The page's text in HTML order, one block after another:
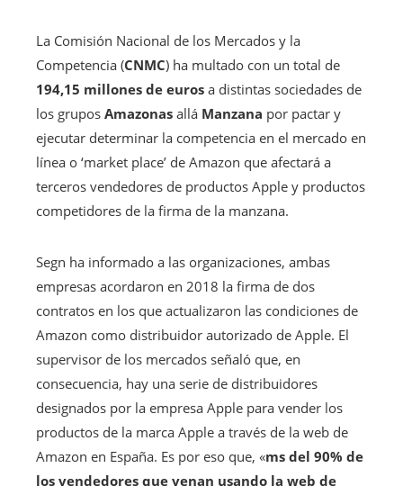
La Comisión Nacional de los Mercados y la
Competencia (CNMC) ha multado con un total de
194,15 millones de euros a distintas sociedades de
los grupos Amazonas allá Manzana por pactar y
ejecutar determinar la competencia en el mercado en
línea o ‘market place’ de Amazon que afectará a
terceros vendedores de productos Apple y productos
competidores de la firma de la manzana.
Segn ha informado a las organizaciones, ambas
empresas acordaron en 2018 la firma de dos
contratos en los que actualizaron las condiciones de
Amazon como distribuidor autorizado de Apple. El
supervisor de los mercados señaló que, en
consecuencia, hay una serie de distribuidores
designados por la empresa Apple para vender los
productos de la marca Apple a través de la web de
Amazon en España. Es por eso que, «ms del 90% de
los vendedores que venan usando la web de